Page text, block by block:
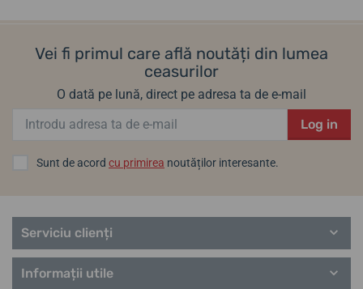
Vei fi primul care află noutăți din lumea
ceasurilor
O dată pe lună, direct pe adresa ta de e-mail
Log in
Sunt de acord cu primirea noutăților interesante.
Serviciu clienți
Informații utile